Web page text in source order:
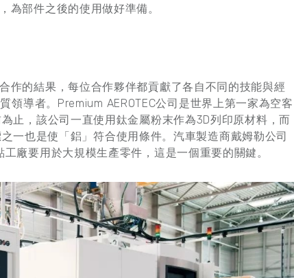
為部件之後的使用做好準備。
作的結果，每位合作夥伴都貢獻了各自不同的技能與經
領導者。Premium AEROTEC公司是世界上第一家為空客
止，該公司一直使用鈦金屬粉末作為3D列印原材料，而
一也是使「鋁」符合使用條件。汽車製造商戴姆勒公司
廠要用於大規模生產零件，這是一個重要的關鍵。